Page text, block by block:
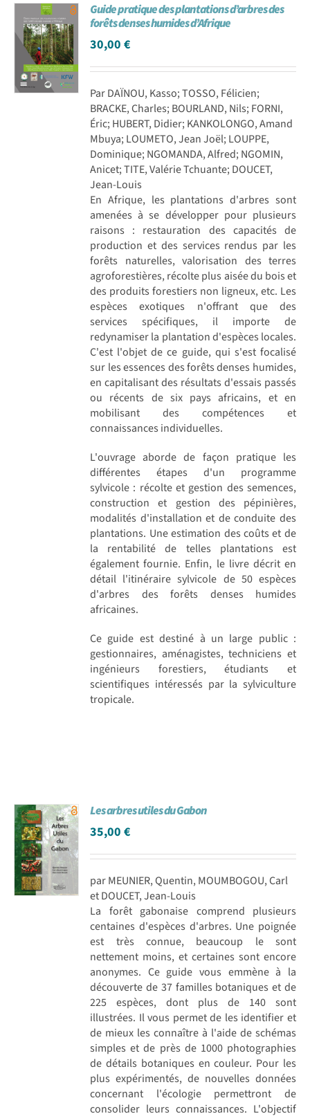
Guide pratique des plantations d’arbres des
forêts denses humides d’Afrique
30,00€
Par DAÏNOU, Kasso; TOSSO, Félicien;
BRACKE, Charles; BOURLAND, Nils; FORNI,
Éric; HUBERT, Didier; KANKOLONGO, Amand
Mbuya; LOUMETO, Jean Joël; LOUPPE,
Dominique; NGOMANDA, Alfred; NGOMIN,
Anicet; TITE, Valérie Tchuante; DOUCET,
Jean-Louis
En Afrique, les plantations d'arbres sont
amenées à se développer pour plusieurs
raisons : restauration des capacités de
production et des services rendus par les
forêts naturelles, valorisation des terres
agroforestières, récolte plus aisée du bois et
des produits forestiers non ligneux, etc. Les
espèces exotiques n'offrant que des
services spécifiques, il importe de
redynamiser la plantation d'espèces locales.
C'est l'objet de ce guide, qui s'est focalisé
sur les essences des forêts denses humides,
en capitalisant des résultats d'essais passés
ou récents de six pays africains, et en
mobilisant des compétences et
connaissances individuelles.
L'ouvrage aborde de façon pratique les
différentes étapes d'un programme
sylvicole : récolte et gestion des semences,
construction et gestion des pépinières,
modalités d'installation et de conduite des
plantations. Une estimation des coûts et de
la rentabilité de telles plantations est
également fournie. Enfin, le livre décrit en
détail l'itinéraire sylvicole de 50 espèces
d'arbres des forêts denses humides
africaines.
Ce guide est destiné à un large public :
gestionnaires, aménagistes, techniciens et
ingénieurs forestiers, étudiants et
scientifiques intéressés par la sylviculture
tropicale.
Les arbres utiles du Gabon
35,00€
par MEUNIER, Quentin, MOUMBOGOU, Carl
et DOUCET, Jean-Louis
La forêt gabonaise comprend plusieurs
centaines d'espèces d'arbres. Une poignée
est très connue, beaucoup le sont
nettement moins, et certaines sont encore
anonymes. Ce guide vous emmène à la
découverte de 37 familles botaniques et de
225 espèces, dont plus de 140 sont
illustrées. Il vous permet de les identifier et
de mieux les connaître à l'aide de schémas
simples et de près de 1000 photographies
de détails botaniques en couleur. Pour les
plus expérimentés, de nouvelles données
concernant l'écologie permettront de
consolider leurs connaissances. L'objectif